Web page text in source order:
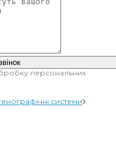
персональних
системи